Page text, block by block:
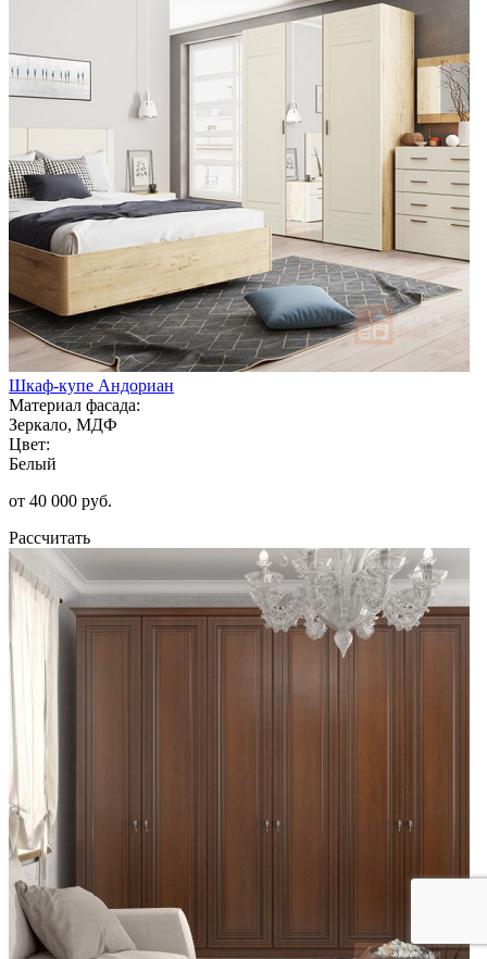
Шкаф-купе Андориан
Материал фасада:
Зеркало, МДФ
Цвет:
Белый
от 40 000 руб.
Рассчитать